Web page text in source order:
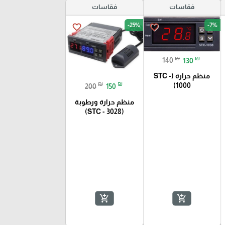
فقاسات
favorite_border -7%
140 ₪ 130 ₪
منظم حرارة (STC -
1000)
add_shopping_cart
فقاسات
favorite_border -25%
200 ₪ 150 ₪
منظم حرارة ورطوبة
(STC - 3028)
add_shopping_cart